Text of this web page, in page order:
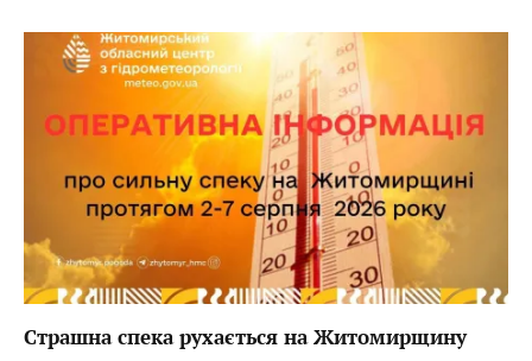
Страшна спека рухається на Житомирщину